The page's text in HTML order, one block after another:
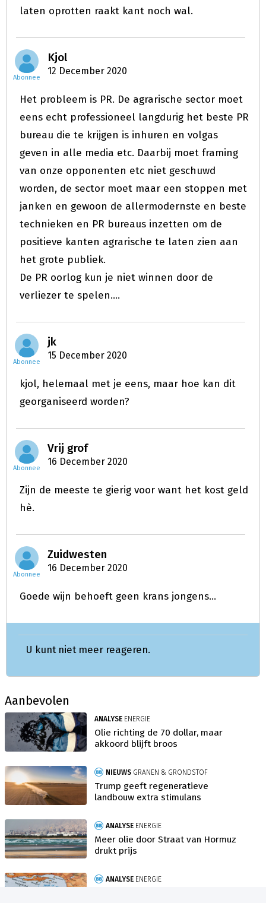
laten oprotten raakt kant noch wal.
Abonnee
Kjol
12 December 2020
Het probleem is PR. De agrarische sector moet
eens echt professioneel langdurig het beste PR
bureau die te krijgen is inhuren en volgas
geven in alle media etc. Daarbij moet framing
van onze opponenten etc niet geschuwd
worden, de sector moet maar een stoppen met
janken en gewoon de allermodernste en beste
technieken en PR bureaus inzetten om de
positieve kanten agrarische te laten zien aan
het grote publiek.
De PR oorlog kun je niet winnen door de
verliezer te spelen....
Abonnee
jk
15 December 2020
kjol, helemaal met je eens, maar hoe kan dit
georganiseerd worden?
Abonnee
Vrij grof
16 December 2020
Zijn de meeste te gierig voor want het kost geld
hè.
Abonnee
Zuidwesten
16 December 2020
Goede wijn behoeft geen krans jongens...
U kunt niet meer reageren.
Aanbevolen
ANALYSE ENERGIE
Olie richting de 70 dollar, maar
akkoord blijft broos
NIEUWS GRANEN & GRONDSTOF
Trump geeft regeneratieve
landbouw extra stimulans
ANALYSE ENERGIE
Meer olie door Straat van Hormuz
drukt prijs
ANALYSE ENERGIE